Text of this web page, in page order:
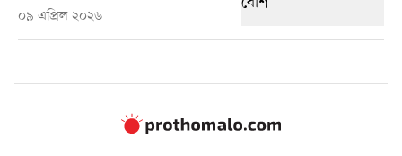
০৯ এপ্রিল ২০২৬